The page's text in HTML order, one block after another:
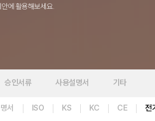
에 활용해보세요.
승인서류 사용설명서 기타
서 ISO KS KC CE 전